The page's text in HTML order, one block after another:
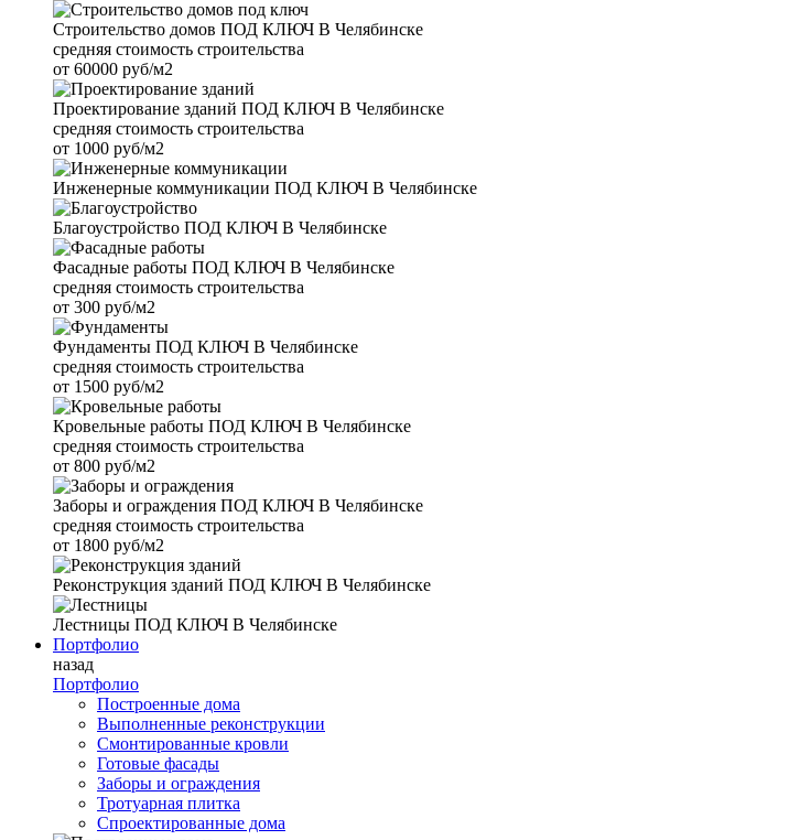
Строительство домов ПОД КЛЮЧ В Челябинске
средняя стоимость строительства
от 60000 руб/м2
Проектирование зданий ПОД КЛЮЧ В Челябинске
средняя стоимость строительства
от 1000 руб/м2
Инженерные коммуникации ПОД КЛЮЧ В Челябинске
Благоустройство ПОД КЛЮЧ В Челябинске
Фасадные работы ПОД КЛЮЧ В Челябинске
средняя стоимость строительства
от 300 руб/м2
Фундаменты ПОД КЛЮЧ В Челябинске
средняя стоимость строительства
от 1500 руб/м2
Кровельные работы ПОД КЛЮЧ В Челябинске
средняя стоимость строительства
от 800 руб/м2
Заборы и ограждения ПОД КЛЮЧ В Челябинске
средняя стоимость строительства
от 1800 руб/м2
Реконструкция зданий ПОД КЛЮЧ В Челябинске
Лестницы ПОД КЛЮЧ В Челябинске
Портфолио
назад
Портфолио
Построенные дома
Выполненные реконструкции
Смонтированные кровли
Готовые фасады
Заборы и ограждения
Тротуарная плитка
Спроектированные дома